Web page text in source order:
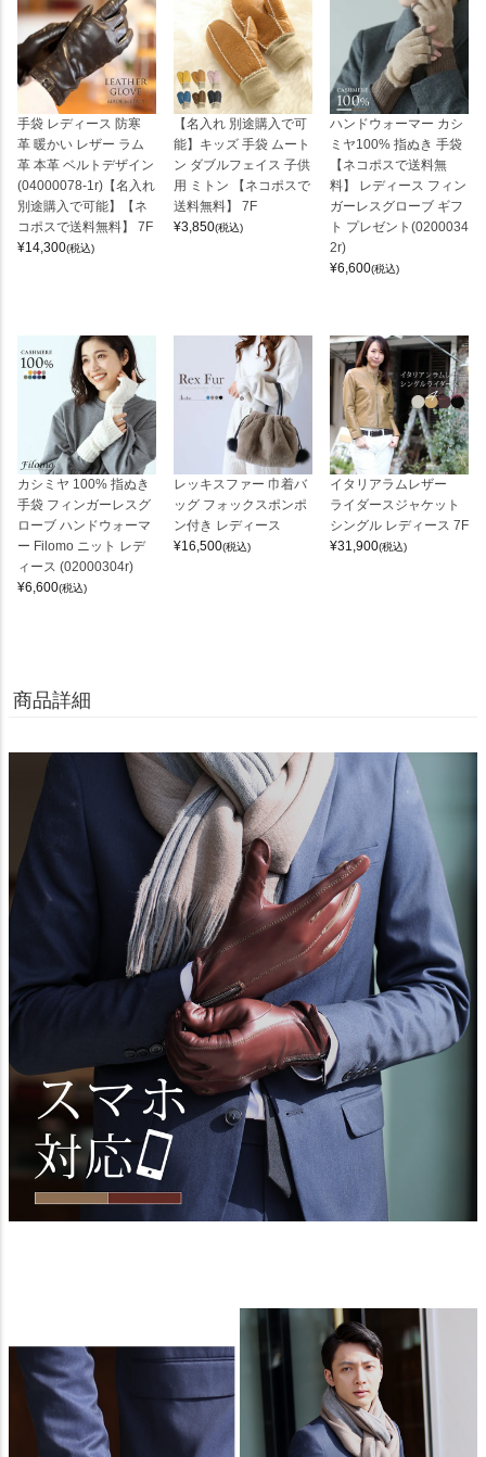
手袋 レディース 防寒
革 暖かい レザー ラム
革 本革 ベルトデザイン
(04000078-1r)【名入れ
別途購入で可能】【ネ
コポスで送料無料】 7F
¥14,300(税込)
【名入れ 別途購入で可
能】キッズ 手袋 ムート
ン ダブルフェイス 子供
用 ミトン 【ネコポスで
送料無料】 7F
¥3,850(税込)
ハンドウォーマー カシ
ミヤ100% 指ぬき 手袋
【ネコポスで送料無
料】 レディース フィン
ガーレスグローブ ギフ
ト プレゼント(0200034
2r)
¥6,600(税込)
カシミヤ 100% 指ぬき
手袋 フィンガーレスグ
ローブ ハンドウォーマ
ー Filomo ニット レデ
ィース (02000304r)
¥6,600(税込)
レッキスファー 巾着バ
ッグ フォックスポンポ
ン付き レディース
¥16,500(税込)
イタリアラムレザー
ライダースジャケット
シングル レディース 7F
¥31,900(税込)
商品詳細